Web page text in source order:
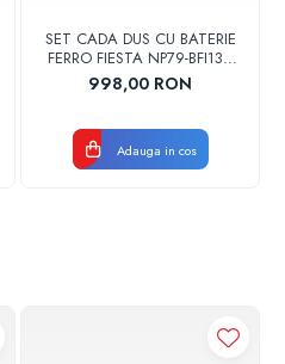
SET CADA DUS CU BATERIE
FERRO FIESTA NP79-BFI13U
CROM
998,00 RON
Adauga in cos